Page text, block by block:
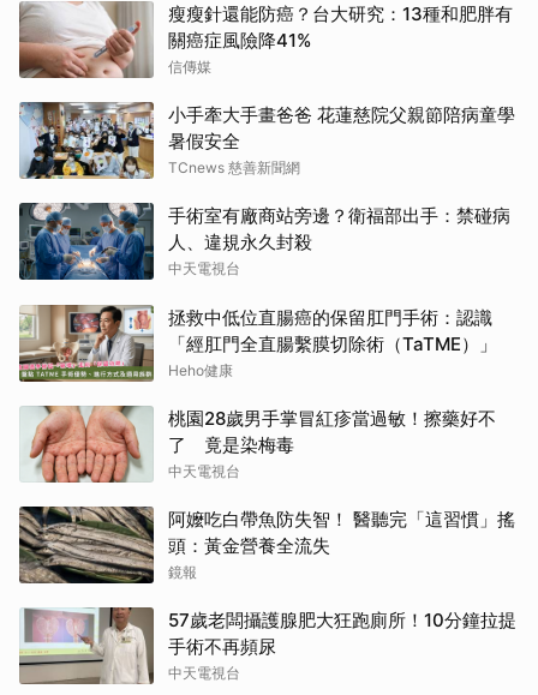
瘦瘦針還能防癌？台大研究：13種和肥胖有
關癌症風險降41%
信傳媒
小手牽大手畫爸爸 花蓮慈院父親節陪病童學
暑假安全
TCnews 慈善新聞網
手術室有廠商站旁邊？衛福部出手：禁碰病
人、違規永久封殺
中天電視台
拯救中低位直腸癌的保留肛門手術：認識
「經肛門全直腸繫膜切除術（TaTME）」
Heho健康
桃園28歲男手掌冒紅疹當過敏！擦藥好不
了 竟是染梅毒
中天電視台
阿嬤吃白帶魚防失智！ 醫聽完「這習慣」搖
頭：黃金營養全流失
鏡報
57歲老闆攝護腺肥大狂跑廁所！10分鐘拉提
手術不再頻尿
中天電視台